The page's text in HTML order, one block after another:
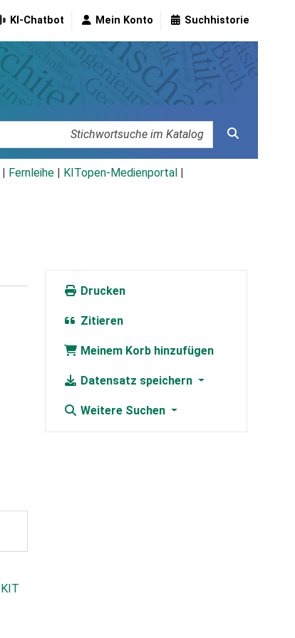
KI-Chatbot Mein Konto Suchhistorie
Fernleihe KITopen-Medienportal
Drucken
Zitieren
Meinem Korb hinzufügen
Datensatz speichern
Weitere Suchen
KIT